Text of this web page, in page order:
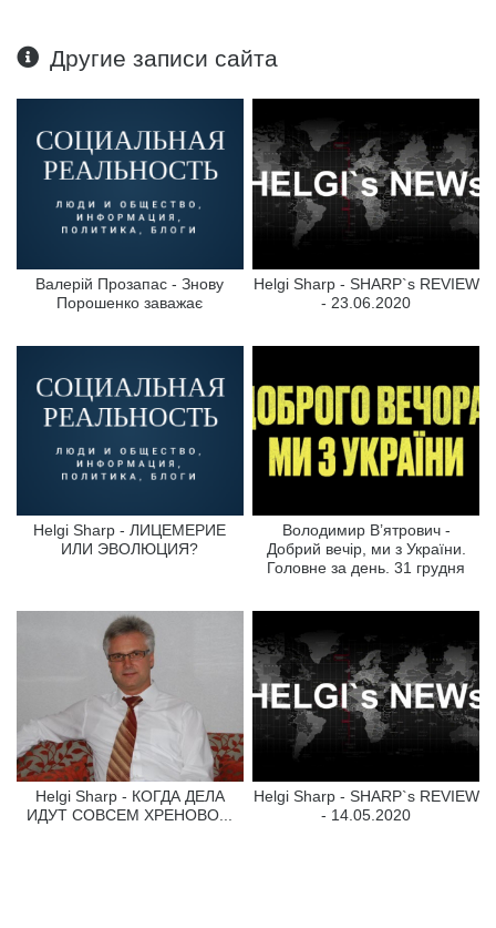
Другие записи сайта
Валерій Прозапас - Знову
Порошенко заважає
Helgi Sharp - SHARP`s REVIEW
- 23.06.2020
Helgi Sharp - ЛИЦЕМЕРИЕ
ИЛИ ЭВОЛЮЦИЯ?
Володимир В’ятрович -
Добрий вечір, ми з України.
Головне за день. 31 грудня
Helgi Sharp - КОГДА ДЕЛА
ИДУТ СОВСЕМ ХРЕНОВО...
Helgi Sharp - SHARP`s REVIEW
- 14.05.2020